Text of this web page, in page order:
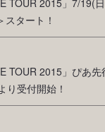
TOUR 2015」7/19(
タート！
TOUR 2015」ぴあ
り受付開始！